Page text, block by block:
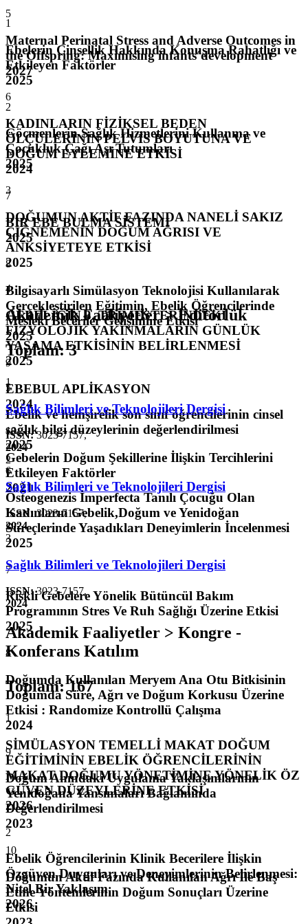
5
Maternal Perinatal Stress and Adverse Outcomes in
the Offspring: Maximising infants´development
2027
6
KADINLARIN FİZİKSEL BEDEN
ÖLÇÜLERİNİN PELVİS BOYUTUNA VE
DOĞUM EYLEMİNE ETKİSİ
2024
7
BİR EBE BULMA SİSTEMİ
2025
8
Bilgisayarlı Simülasyon Teknolojisi Kullanılarak
Gerçekleştirilen Eğitimin, Ebelik Öğrencilerinde
Mesleki Beceriler Gelişimine Etkisi
2025
9
EBEBUL APLİKASYON
2024
10
Gebelerin Doğum Şekillerine İlişkin Tercihlerini
Etkileyen Faktörler
2021
1
Ebelerin Cinsellik Hakkında Konuşma Rahatlığı ve
Etkileyen Faktörler
2025
2
Göçmenlerin Sağlık Hizmetlerini Kullanma ve
Çocukluk Çağı Aşı Tutumları
2025
3
DOĞUMUN AKTİF FAZINDA NANELİ SAKIZ
ÇİĞNEMENİN DOĞUM AĞRISI VE
ANKSİYETEYE ETKİSİ
2025
4
GEBELİĞİN 3. TRİMESTERİNDEKİ
FİZYOLOJİK YAKINMALARIN GÜNLÜK
YAŞAMA ETKİSİNİN BELİRLENMESİ
2025
5
Ebelik ve hemşirelik son sınıf öğrencilerinin cinsel
sağlık bilgi düzeylerinin değerlendirilmesi
2025
6
Osteogenezis İmperfecta Tanılı Çocuğu Olan
Kadınların Gebelik,Doğum ve Yenidoğan
Süreçlerinde Yaşadıkları Deneyimlerin İncelenmesi
2025
7
Riskli Gebelere Yönelik Bütüncül Bakım
Programının Stres Ve Ruh Sağlığı Üzerine Etkisi
2025
8
Doğumda Kullanılan Meryem Ana Otu Bitkisinin
Doğumda Süre, Ağrı ve Doğum Korkusu Üzerine
Etkisi : Randomize Kontrollü Çalışma
2024
9
Doğum Anındaki Uygulama Yaklaşımlarının
Yenidoğana Yansımaları Bağlamında
Değerlendirilmesi
2023
10
Doğumun Aktif Fazında Kullanılan Ağrı İle Baş
Etme Yöntemlerinin Doğum Sonuçları Üzerine
Etkisi
Akademik Faaliyetler > Editörlük
Toplam:3
1
Sağlık Bilimleri ve Teknolojileri Dergisi
ISSN: 3023-7157,
2024
2
Sağlık Bilimleri ve Teknolojileri Dergisi
ISSN: 3023-7157,
2024
3
Sağlık Bilimleri ve Teknolojileri Dergisi
ISSN: 3023-7157,
2024
Akademik Faaliyetler > Kongre -
Konferans Katılım
Toplam:167
1
SİMÜLASYON TEMELLİ MAKAT DOĞUM
EĞİTİMİNİN EBELİK ÖĞRENCİLERİNİN
MAKAT DOĞUMU YÖNETİMİNE YÖNELİK ÖZ
GÜVEN DÜZEYLERİNE ETKİSİ
2026
2
Ebelik Öğrencilerinin Klinik Becerilere İlişkin
Özgüven Duyguları ve Deneyimlerinin Belirlenmesi:
Nitel Bir Yaklaşım
2026